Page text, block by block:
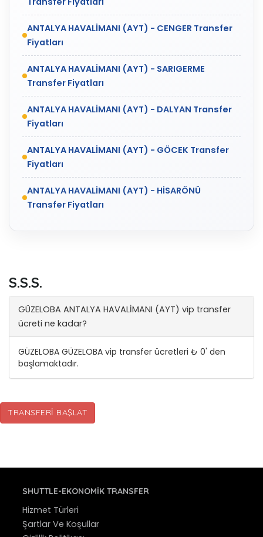
ANTALYA HAVALİMANI (AYT) - CENGER Transfer
Fiyatları
ANTALYA HAVALİMANI (AYT) - SARIGERME
Transfer Fiyatları
ANTALYA HAVALİMANI (AYT) - DALYAN Transfer
Fiyatları
ANTALYA HAVALİMANI (AYT) - GÖCEK Transfer
Fiyatları
ANTALYA HAVALİMANI (AYT) - HİSARÖNÜ
Transfer Fiyatları
S.S.S.
GÜZELOBA ANTALYA HAVALİMANI (AYT) vip transfer
ücreti ne kadar?
GÜZELOBA GÜZELOBA vip transfer ücretleri ₺ 0' den
başlamaktadır.
TRANSFERI BAŞLAT
SHUTTLE-EKONOMIK TRANSFER
Hizmet Türleri
Şartlar Ve Koşullar